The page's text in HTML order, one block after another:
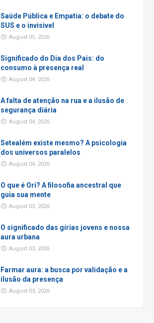
Saúde Pública e Empatia: o debate do
SUS e o invisivel
August 05, 2026
Significado do Dia dos Pais: do
consumo à presença real
August 04, 2026
A falta de atenção na rua e a ilusão de
segurança diária
August 04, 2026
Setealém existe mesmo? A psicologia
dos universos paralelos
August 04, 2026
O que é Ori? A filosofia ancestral que
guia sua mente
August 03, 2026
O significado das gírias jovens e nossa
aura urbana
August 03, 2026
Farmar aura: a busca por validação e a
ilusão da presença
August 03, 2026